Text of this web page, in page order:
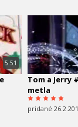
5:51
Tom a Jerry
metla
pridané